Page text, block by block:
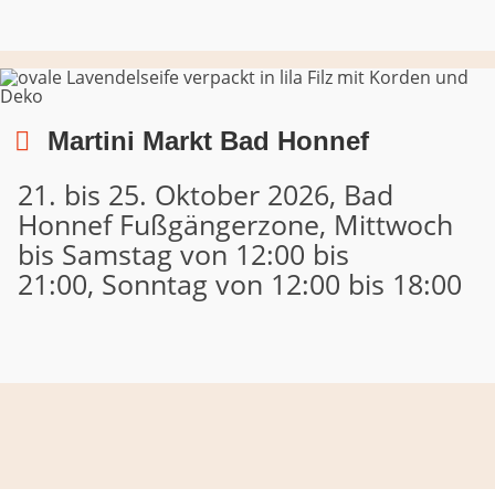
Martini Markt Bad Honnef
21. bis 25. Oktober 2026, Bad
Honnef Fußgängerzone, Mittwoch
bis Samstag von 12:00 bis
21:00, Sonntag von 12:00 bis 18:00